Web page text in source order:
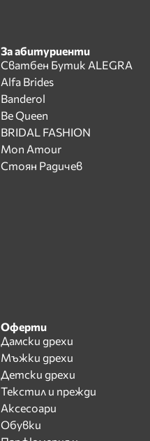
За абитуриенти
Сватбен Бутик ALEGRA
Alfa Brides
Banderol
Be Queen
BRIDAL FASHION
Mon Amour
Стоян Радичев
Оферти
Дамски дрехи
Мъжки дрехи
Детски дрехи
Текстил и прежди
Аксесоари
Обувки